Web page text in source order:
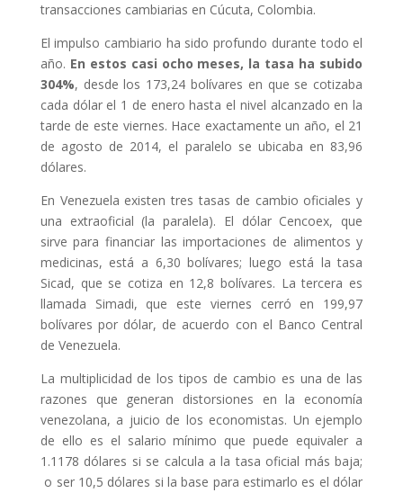
transacciones cambiarias en Cúcuta, Colombia.
El impulso cambiario ha sido profundo durante todo el
año. En estos casi ocho meses, la tasa ha subido
304%, desde los 173,24 bolívares en que se cotizaba
cada dólar el 1 de enero hasta el nivel alcanzado en la
tarde de este viernes. Hace exactamente un año, el 21
de agosto de 2014, el paralelo se ubicaba en 83,96
dólares.
En Venezuela existen tres tasas de cambio oficiales y
una extraoficial (la paralela). El dólar Cencoex, que
sirve para financiar las importaciones de alimentos y
medicinas, está a 6,30 bolívares; luego está la tasa
Sicad, que se cotiza en 12,8 bolívares. La tercera es
llamada Simadi, que este viernes cerró en 199,97
bolívares por dólar, de acuerdo con el Banco Central
de Venezuela.
La multiplicidad de los tipos de cambio es una de las
razones que generan distorsiones en la economía
venezolana, a juicio de los economistas. Un ejemplo
de ello es el salario mínimo que puede equivaler a
1.1178 dólares si se calcula a la tasa oficial más baja;
o ser 10,5 dólares si la base para estimarlo es el dólar